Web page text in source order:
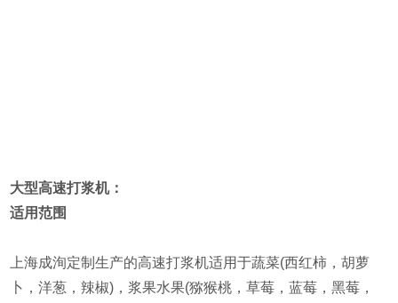
大型高速打浆机：
适用范围
上海成洵定制生产的高速打浆机适用于蔬菜(西红柿，胡萝
卜，洋葱，辣椒)，浆果水果(猕猴桃，草莓，蓝莓，黑莓，